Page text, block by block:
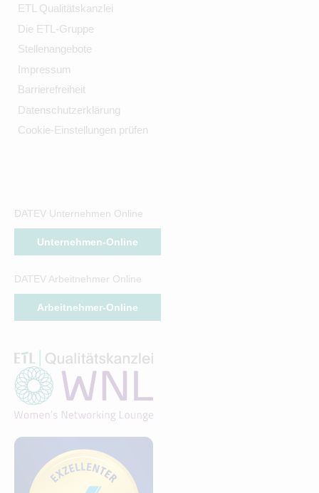
ETL Qualitätskanzlei
Die ETL-Gruppe
Stellenangebote
Impressum
Barrierefreiheit
Datenschutzerklärung
Cookie-Einstellungen prüfen
DATEV Unternehmen Online
Unternehmen-Online
DATEV Arbeitnehmer Online
Arbeitnehmer-Online